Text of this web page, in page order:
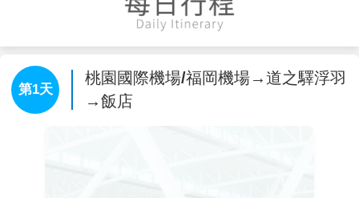
第1天
桃園國際機場/福岡機場→道之驛浮羽
→飯店